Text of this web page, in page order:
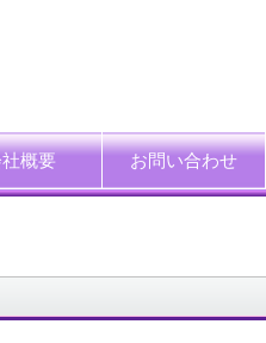
概要 お問い合わせ